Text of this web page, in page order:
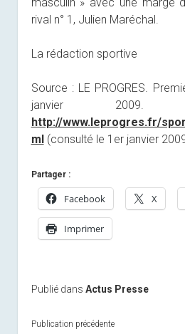
rival n° 1, Julien Maréchal.
La rédaction sportive
Source : LE PROGRES.
janvier 2009.
http://www.leprogres.fr/
ml (consulté le 1er janvier
Partager :
Facebook X
Imprimer
Publié dans Actus Presse
Publication précédente